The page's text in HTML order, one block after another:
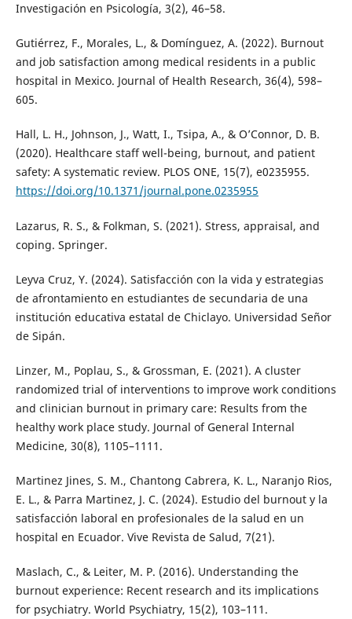
Investigación en Psicología, 3(2), 46–58.
Gutiérrez, F., Morales, L., & Domínguez, A. (2022). Burnout
and job satisfaction among medical residents in a public
hospital in Mexico. Journal of Health Research, 36(4), 598–
605.
Hall, L. H., Johnson, J., Watt, I., Tsipa, A., & O’Connor, D. B.
(2020). Healthcare staff well-being, burnout, and patient
safety: A systematic review. PLOS ONE, 15(7), e0235955.
https://doi.org/10.1371/journal.pone.0235955
Lazarus, R. S., & Folkman, S. (2021). Stress, appraisal, and
coping. Springer.
Leyva Cruz, Y. (2024). Satisfacción con la vida y estrategias
de afrontamiento en estudiantes de secundaria de una
institución educativa estatal de Chiclayo. Universidad Señor
de Sipán.
Linzer, M., Poplau, S., & Grossman, E. (2021). A cluster
randomized trial of interventions to improve work conditions
and clinician burnout in primary care: Results from the
healthy work place study. Journal of General Internal
Medicine, 30(8), 1105–1111.
Martinez Jines, S. M., Chantong Cabrera, K. L., Naranjo Rios,
E. L., & Parra Martinez, J. C. (2024). Estudio del burnout y la
satisfacción laboral en profesionales de la salud en un
hospital en Ecuador. Vive Revista de Salud, 7(21).
Maslach, C., & Leiter, M. P. (2016). Understanding the
burnout experience: Recent research and its implications
for psychiatry. World Psychiatry, 15(2), 103–111.